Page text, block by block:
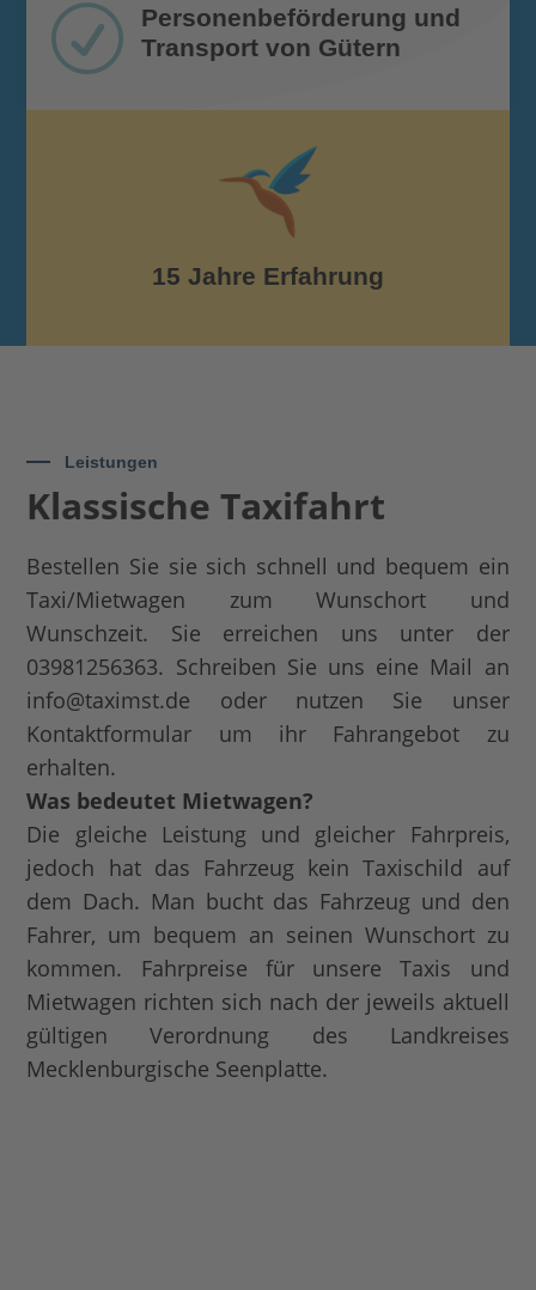
R
Personenbeförderung und
Transport von Gütern
15 Jahre Erfahrung
Leistungen
Klassische Taxifahrt
Bestellen Sie sie sich schnell und bequem ein
Taxi/Mietwagen zum Wunschort und
Wunschzeit. Sie erreichen uns unter der
03981256363. Schreiben Sie uns eine Mail an
info@taximst.de oder nutzen Sie unser
Kontaktformular um ihr Fahrangebot zu
erhalten.
Was bedeutet Mietwagen?
Die gleiche Leistung und gleicher Fahrpreis,
jedoch hat das Fahrzeug kein Taxischild auf
dem Dach. Man bucht das Fahrzeug und den
Fahrer, um bequem an seinen Wunschort zu
kommen. Fahrpreise für unsere Taxis und
Mietwagen richten sich nach der jeweils aktuell
gültigen Verordnung des Landkreises
Mecklenburgische Seenplatte.